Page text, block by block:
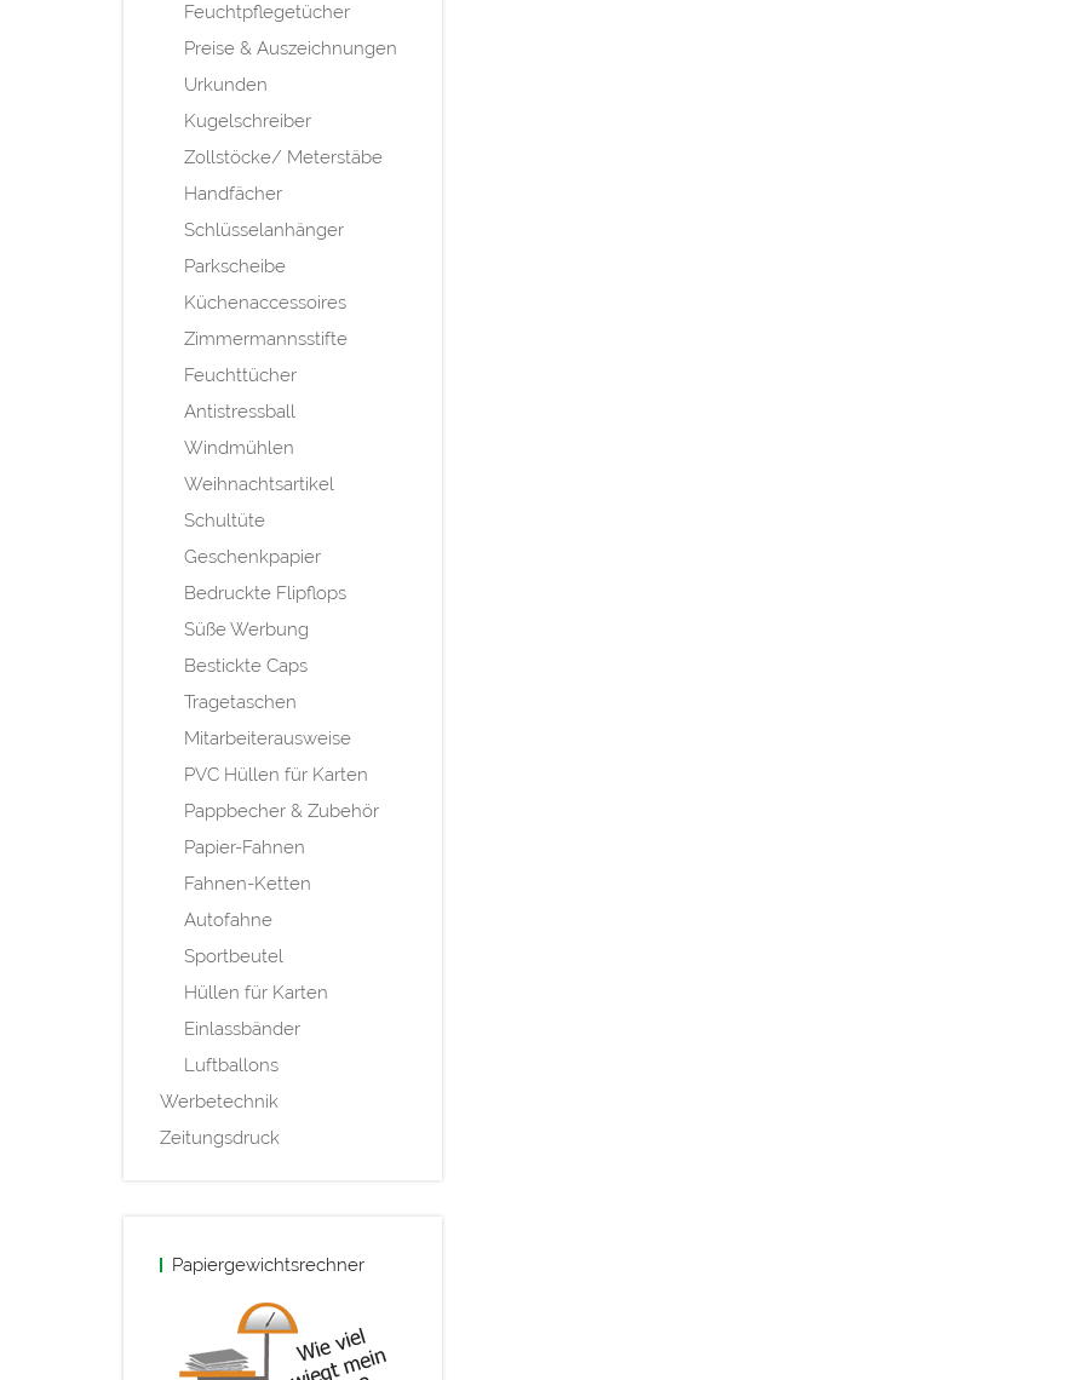
Feuchtpflegetücher
Preise & Auszeichnungen
Urkunden
Kugelschreiber
Zollstöcke/ Meterstäbe
Handfächer
Schlüsselanhänger
Parkscheibe
Küchenaccessoires
Zimmermannsstifte
Feuchttücher
Antistressball
Windmühlen
Weihnachtsartikel
Schultüte
Geschenkpapier
Bedruckte Flipflops
Süße Werbung
Bestickte Caps
Tragetaschen
Mitarbeiterausweise
PVC Hüllen für Karten
Pappbecher & Zubehör
Papier-Fahnen
Fahnen-Ketten
Autofahne
Sportbeutel
Hüllen für Karten
Einlassbänder
Luftballons
Werbetechnik
Zeitungsdruck
Papiergewichtsrechner